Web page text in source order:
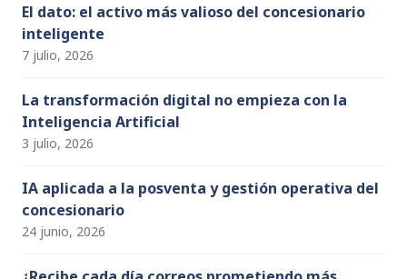
El dato: el activo más valioso del concesionario
inteligente
7 julio, 2026
La transformación digital no empieza con la
Inteligencia Artificial
3 julio, 2026
IA aplicada a la posventa y gestión operativa del
concesionario
24 junio, 2026